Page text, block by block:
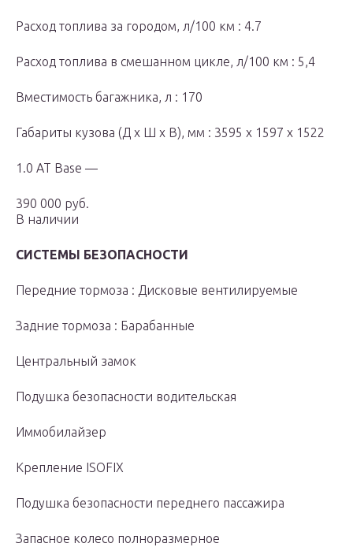
Расход топлива за городом, л/100 км : 4.7
Расход топлива в смешанном цикле, л/100 км : 5,4
Вместимость багажника, л : 170
Габариты кузова (Д x Ш x В), мм : 3595 x 1597 x 1522
1.0 AT Base —
390 000 руб.
В наличии
СИСТЕМЫ БЕЗОПАСНОСТИ
Передние тормоза : Дисковые вентилируемые
Задние тормоза : Барабанные
Центральный замок
Подушка безопасности водительская
Иммобилайзер
Крепление ISOFIX
Подушка безопасности переднего пассажира
Запасное колесо полноразмерное